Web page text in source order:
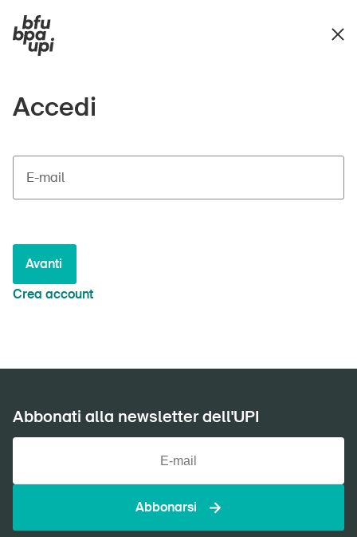
Accedi
E-mail
Avanti
Crea account
Abbonati alla newsletter dell'UPI
Abbonarsi